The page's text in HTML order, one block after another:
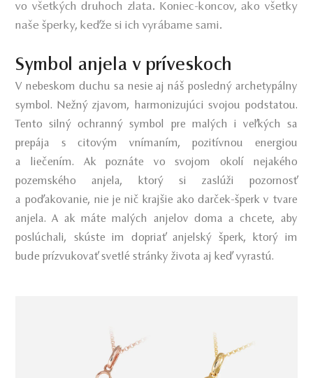
vo všetkých druhoch zlata. Koniec-koncov, ako všetky
naše šperky, keďže si ich vyrábame sami.
Symbol anjela v príveskoch
V nebeskom duchu sa nesie aj náš posledný archetypálny
symbol. Nežný zjavom, harmonizujúci svojou podstatou.
Tento silný ochranný symbol pre malých i veľkých sa
prepája s citovým vnímaním, pozitívnou energiou
a liečením. Ak poznáte vo svojom okolí nejakého
pozemského anjela, ktorý si zaslúži pozornosť
a poďakovanie, nie je nič krajšie ako darček-šperk v tvare
anjela. A ak máte malých anjelov doma a chcete, aby
poslúchali, skúste im dopriať anjelský šperk, ktorý im
bude prízvukovať svetlé stránky života aj keď vyrastú.